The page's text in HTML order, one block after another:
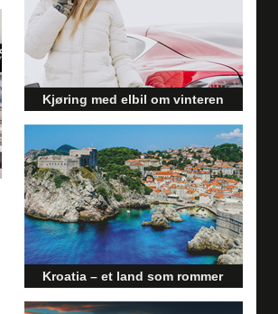
Kjøring med elbil om vinteren
– hvordan få bedre
rekkevidde?
Elbiler (EV) representerer
fremtiden for transport, men deres
effektivitet under utfordrende
vinterforhold kan være en
utfordring.
Kroatia – et land som rommer
mer enn kysten